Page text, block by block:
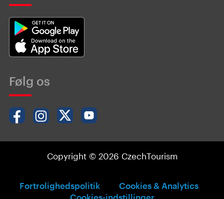
Følg os
Copyright © 2026 CzechTourism
Fortrolighedspolitik
Cookies & Analytics
Cookies-indstillinger